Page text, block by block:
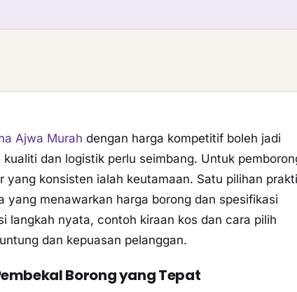
Ajwa Murah dengan harga kompetitif boleh jadi
dan logistik perlu seimbang. Untuk
yang konsisten ialah keutamaan. Satu pilihan
yang menawarkan harga borong dan spesifikasi
langkah nyata, contoh kiraan kos dan cara pilih
dan kepuasan pelanggan.
Borong yang Tepat